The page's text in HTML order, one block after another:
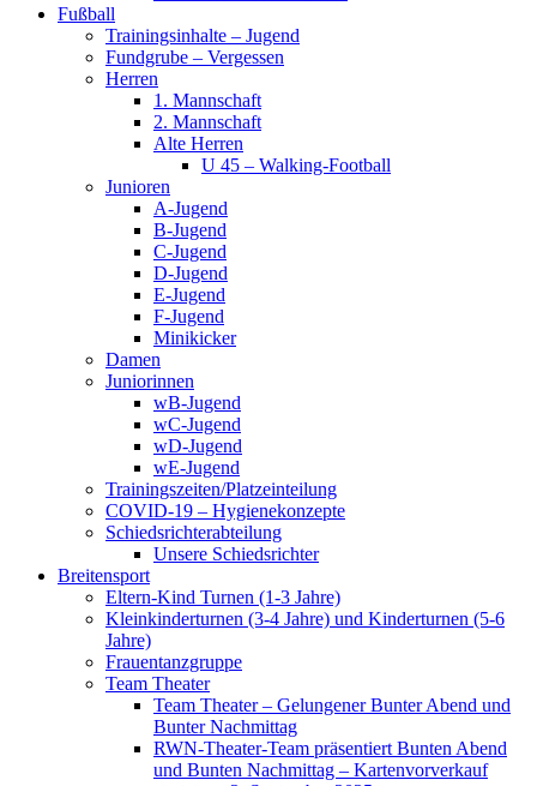
Fußball
Trainingsinhalte – Jugend
Fundgrube – Vergessen
Herren
1. Mannschaft
2. Mannschaft
Alte Herren
U 45 – Walking-Football
Junioren
A-Jugend
B-Jugend
C-Jugend
D-Jugend
E-Jugend
F-Jugend
Minikicker
Damen
Juniorinnen
wB-Jugend
wC-Jugend
wD-Jugend
wE-Jugend
Trainingszeiten/Platzeinteilung
COVID-19 – Hygienekonzepte
Schiedsrichterabteilung
Unsere Schiedsrichter
Breitensport
Eltern-Kind Turnen (1-3 Jahre)
Kleinkinderturnen (3-4 Jahre) und Kinderturnen (5-6
Jahre)
Frauentanzgruppe
Team Theater
Team Theater – Gelungener Bunter Abend und
Bunter Nachmittag
RWN-Theater-Team präsentiert Bunten Abend
und Bunten Nachmittag – Kartenvorverkauf